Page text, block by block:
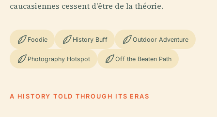
caucasiennes cessent d'être de la théorie.
Foodie History Buff Outdoor Adventure
Photography Hotspot Off the Beaten Path
A HISTORY TOLD THROUGH ITS ERAS